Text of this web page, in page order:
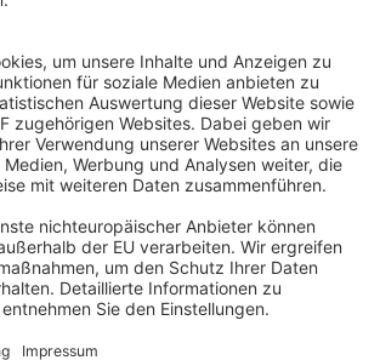
steuerlich geltend gemacht werden
WWF Deutschland, Senatsverwaltung für
3416/976/2
DE 114236103
Als gemeinnützige Körperschaft befreit
gem. §5 I 9 KStg. unter der
641/09321